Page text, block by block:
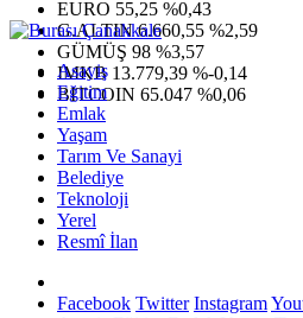
EURO 55,25 %0,43
G.ALTIN6.660,55 %2,59
GÜMÜŞ 98 %3,57
IMKB 13.779,39 %-0,14
BITCOIN 65.047 %0,06
Asayiş
Eğitim
Emlak
Yaşam
Tarım Ve Sanayi
Belediye
Teknoloji
Yerel
Resmî İlan
Facebook Twitter Instagram